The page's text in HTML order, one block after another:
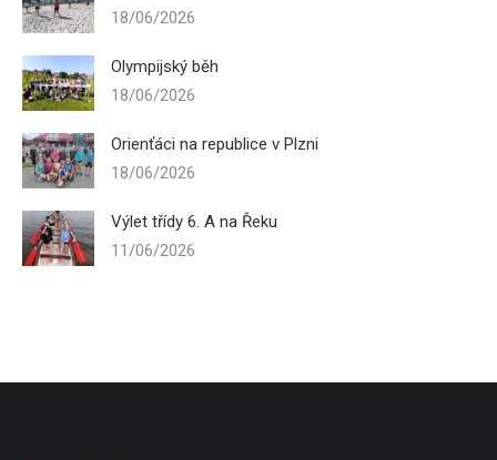
18/06/2026
Olympijský běh
18/06/2026
Orienťáci na republice v Plzni
18/06/2026
Výlet třídy 6. A na Řeku
11/06/2026